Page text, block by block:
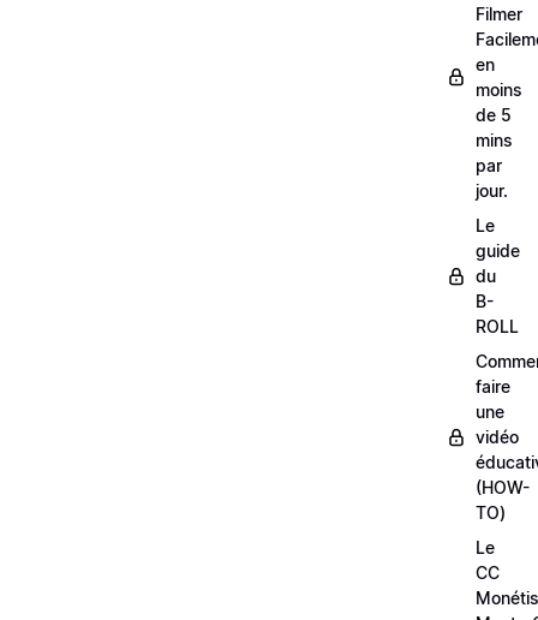
Filmer
en
moins
de 5
mins
par
jour.
Le
guide
du
B-
ROLL
faire
une
vidéo
(HOW-
TO)
Le
CC